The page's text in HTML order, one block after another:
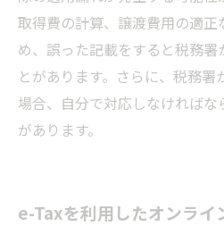
取得費の計算、譲渡費用の適
め、誤った記載をすると税務署
とがあります。さらに、税務
場合、自分で対応しなければ
があります。
e-Taxを利用したオンライ